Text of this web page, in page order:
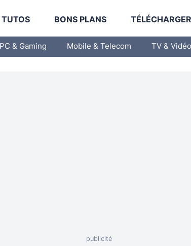
TUTOS BONS PLANS
PC & Gaming Mobile & Telecom TV & Vidéo